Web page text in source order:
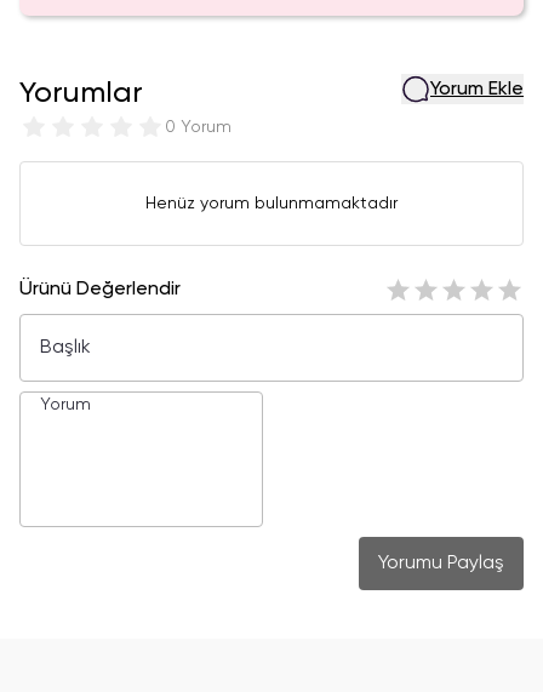
Yorumlar
0 Yorum
Yorum Ekle
Henüz yorum bulunmamaktadır
Ürünü Değerlendir
Yorumu Paylaş